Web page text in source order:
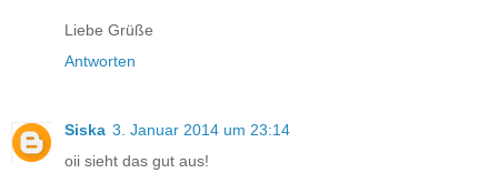
Liebe Grüße
Antworten
Siska 3. Januar 2014 um 23:14
oii sieht das gut aus!